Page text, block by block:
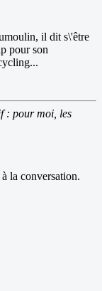
il dit s\'être
pour son
: pour moi, les
la conversation.